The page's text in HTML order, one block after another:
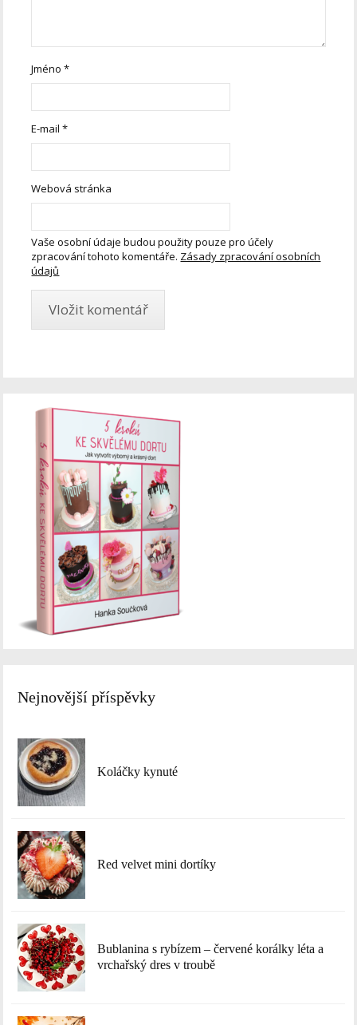
Jméno*
E-mail*
Webová stránka
Vaše osobní údaje budou použity pouze pro účely
zpracování tohoto komentáře. Zásady zpracování osobních
údajů
Nejnovější příspěvky
Koláčky kynuté
Red velvet mini dortíky
Bublanina s rybízem – červené korálky léta a
vrchařský dres v troubě